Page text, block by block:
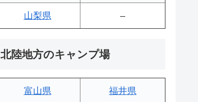
山梨県 –
北陸地方のキャンプ場
富山県 福井県